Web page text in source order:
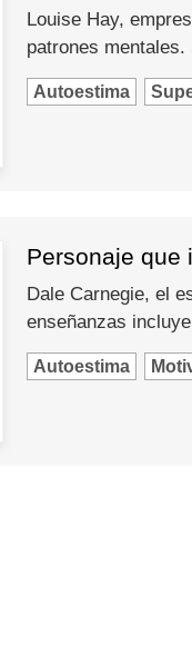
Louise Hay,
patrones
Autoestima
Personaje que
Dale Carnegie, el
enseñanzas
Autoestima